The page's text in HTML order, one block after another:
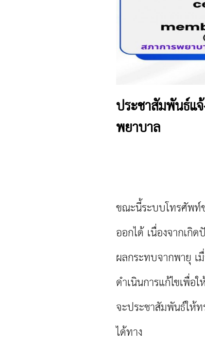
ประชาสัมพันธ์แ
พยาบาล
ขณะนี้ระบบโทรศัพท์
ออกได้ เนื่องจากเ
ผลกระทบจากพายุ
ดำเนินการแก้ไขเพื่
จะประชาสัมพันธ์ให้
ได้ทาง